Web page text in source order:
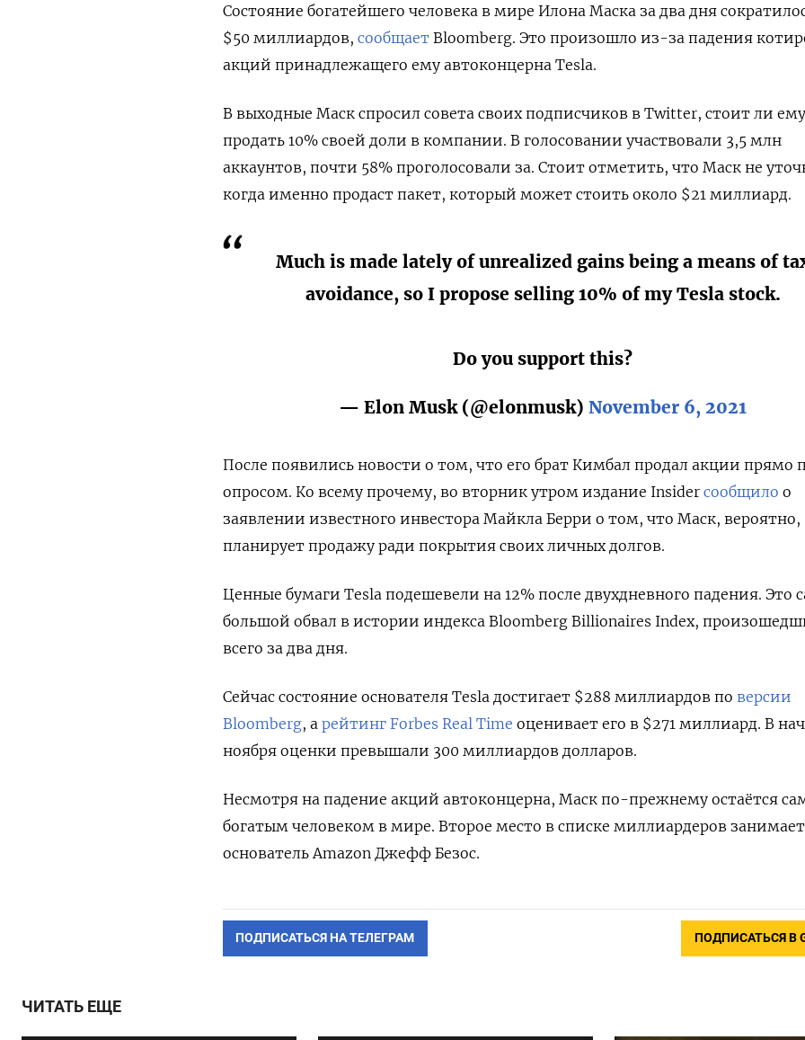
Состояние богатейшего человека в мире Илона Маска за два дня
$50 миллиардов, сообщает Bloomberg. Это произошло из-за падения
акций принадлежащего ему автоконцерна Tesla.
В выходные Маск спросил совета своих подписчиков в Twitter, стоит ли ему
продать 10% своей доли в компании. В голосовании участвовали 3,5 млн
аккаунтов, почти 58% проголосовали за. Стоит отметить, что Маск не
когда именно продаст пакет, который может стоить около $21 миллиард.
Much is made lately of unrealized gains being a means of
avoidance, so I propose selling 10% of my Tesla stock.
Do you support this?
— Elon Musk (@elonmusk)November 6, 2021
После появились новости о том, что его брат Кимбал продал акции прямо
опросом. Ко всему прочему, во вторник утром издание Insider сообщило о
заявлении известного инвестора Майкла Берри о том, что Маск, вероятно,
планирует продажу ради покрытия своих личных долгов.
Ценные бумаги Tesla подешевели на 12% после двухдневного падения. Это
большой обвал в истории индекса Bloomberg Billionaires Index,
всего за два дня.
Сейчас состояние основателя Tesla достигает $288 миллиардов по версии
Bloomberg, а рейтинг Forbes Real Time оценивает его в $271 миллиард. В
ноября оценки превышали 300 миллиардов долларов.
Несмотря на падение акций автоконцерна, Маск по-прежнему остаётся
богатым человеком в мире. Второе место в списке миллиардеров занимает
основатель Amazon Джефф Безос.
ПОДПИСАТЬСЯ НА ТЕЛЕГРАМ ПОДПИСАТЬСЯ В
ЧИТАТЬ ЕЩЕ